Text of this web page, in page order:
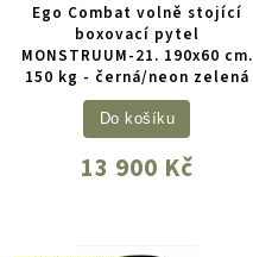
Ego Combat volně stojící
boxovací pytel
MONSTRUUM-21. 190x60 cm.
150 kg - černá/neon zelená
13 900 Kč
Do košíku